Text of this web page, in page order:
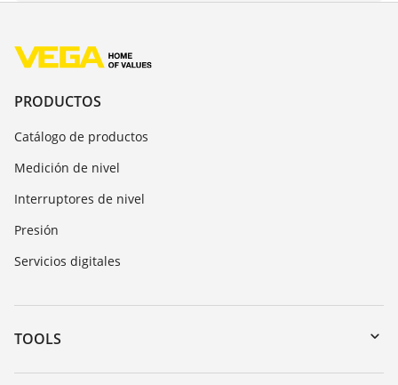
PRODUCTOS
Catálogo de productos
Medición de nivel
Interruptores de nivel
Presión
Servicios digitales
TOOLS
Zona de descarga